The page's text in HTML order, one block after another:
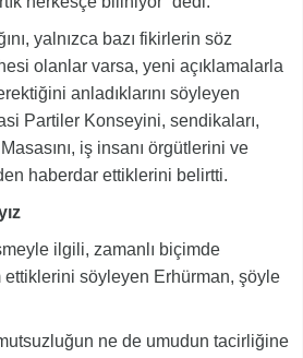
yalnızca bazı fikirlerin söz
olanlar varsa, yeni açıklamalarla
anladıklarını söyleyen
Partiler Konseyini, sendikaları,
iş insanı örgütlerini ve
haberdar ettiklerini belirtti.
ilgili, zamanlı biçimde
söyleyen Erhürman, şöyle
ne de umudun tacirliğine